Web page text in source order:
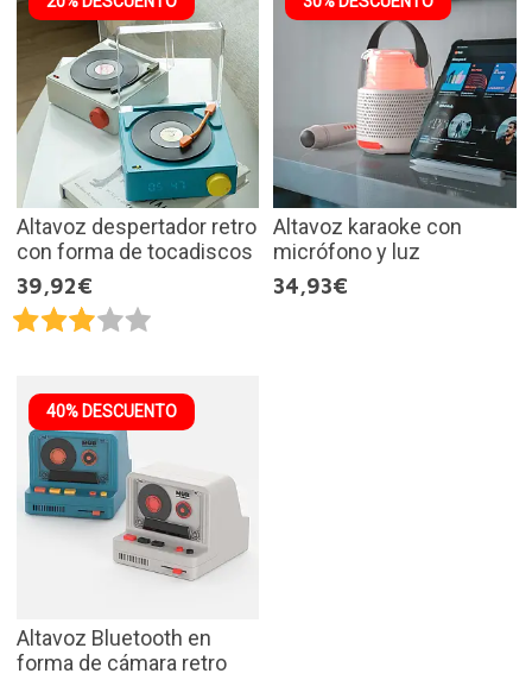
Altavoz despertador retro
con forma de tocadiscos
39,92€
Altavoz karaoke con
micrófono y luz
34,93€
40% DESCUENTO
Altavoz Bluetooth en
forma de cámara retro